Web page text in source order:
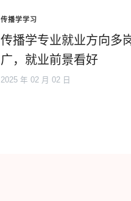
传播学学习
传播学专业就业方向多
广，就业前景看好
2025 年 02 月 02 日